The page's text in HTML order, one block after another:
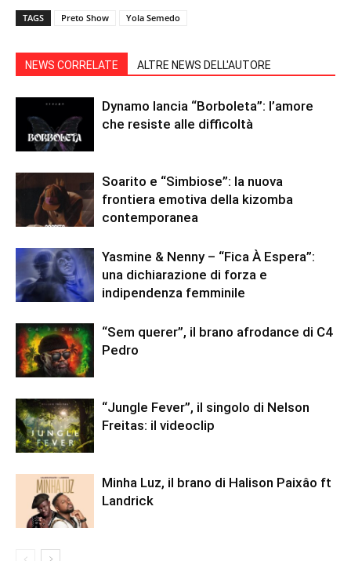
TAGS Preto Show Yola Semedo
NEWS CORRELATE ALTRE NEWS DELL'AUTORE
Dynamo lancia “Borboleta”: l’amore
che resiste alle difficoltà
Soarito e “Simbiose”: la nuova
frontiera emotiva della kizomba
contemporanea
Yasmine & Nenny – “Fica À Espera”:
una dichiarazione di forza e
indipendenza femminile
“Sem querer”, il brano afrodance di C4
Pedro
“Jungle Fever”, il singolo di Nelson
Freitas: il videoclip
Minha Luz, il brano di Halison Paixâo ft
Landrick